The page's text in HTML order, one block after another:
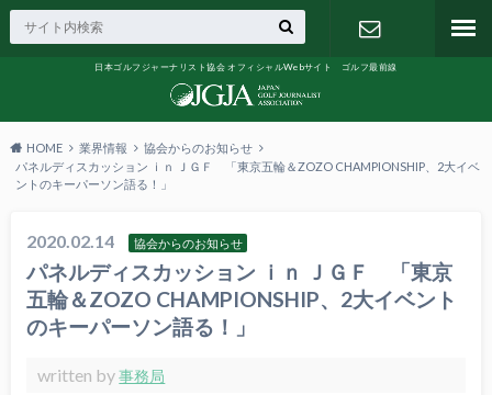
日本ゴルフジャーナリスト協会 オフィシャルWebサイト ゴルフ最前線
HOME 業界情報
協会からのお知らせ
パネルディスカッション ｉｎ ＪＧＦ 「東京五輪＆ZOZO CHAMPIONSHIP、2大イベ
ントのキーパーソン語る！」
2020.02.14 協会からのお知らせ
パネルディスカッション ｉｎ ＪＧＦ 「東京
五輪＆ZOZO CHAMPIONSHIP、2大イベント
のキーパーソン語る！」
written by事務局